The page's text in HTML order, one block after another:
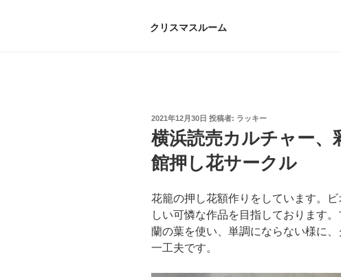
クリスマスルーム
投
稿
日:
2021年12月30日 投稿者: ラッキー
横浜読売カルチャー、
館押し花サークル
花籠の押し花額作りをしています。
しい可憐な作品を目指しております
蘭の葉を使い、単調にならない様に、
一工夫です。